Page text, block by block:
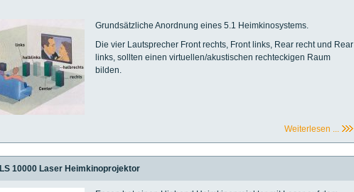
Grundsätzliche Anordnung eines 5.1 Heimkinosystems.
Die vier Lautsprecher Front rechts, Front links, Rear recht und Rear
links, sollten einen virtuellen/akustischen rechteckigen Raum
bilden.
Weiterlesen ...
10000 Laser Heimkinoprojektor